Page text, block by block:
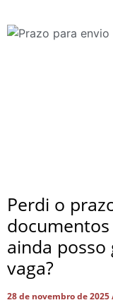
Perdi o
ainda
vaga?
28 de novembro de 2025